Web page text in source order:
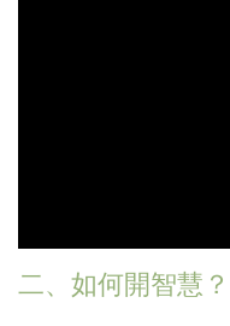
二、如何開智慧